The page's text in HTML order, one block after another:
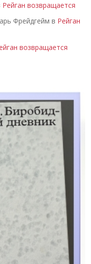
Рейган возвращается
Фрейдгейм в Рейган
возвращается